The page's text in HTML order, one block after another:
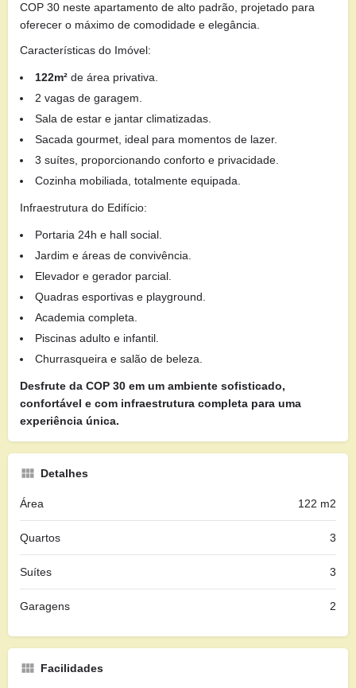
COP 30 neste apartamento de alto padrão, projetado para
oferecer o máximo de comodidade e elegância.
Características do Imóvel:
122m² de área privativa.
2 vagas de garagem.
Sala de estar e jantar climatizadas.
Sacada gourmet, ideal para momentos de lazer.
3 suítes, proporcionando conforto e privacidade.
Cozinha mobiliada, totalmente equipada.
Infraestrutura do Edifício:
Portaria 24h e hall social.
Jardim e áreas de convivência.
Elevador e gerador parcial.
Quadras esportivas e playground.
Academia completa.
Piscinas adulto e infantil.
Churrasqueira e salão de beleza.
Desfrute da COP 30 em um ambiente sofisticado,
confortável e com infraestrutura completa para uma
experiência única.
Detalhes
Área 122 m2
Quartos 3
Suítes 3
Garagens 2
Facilidades